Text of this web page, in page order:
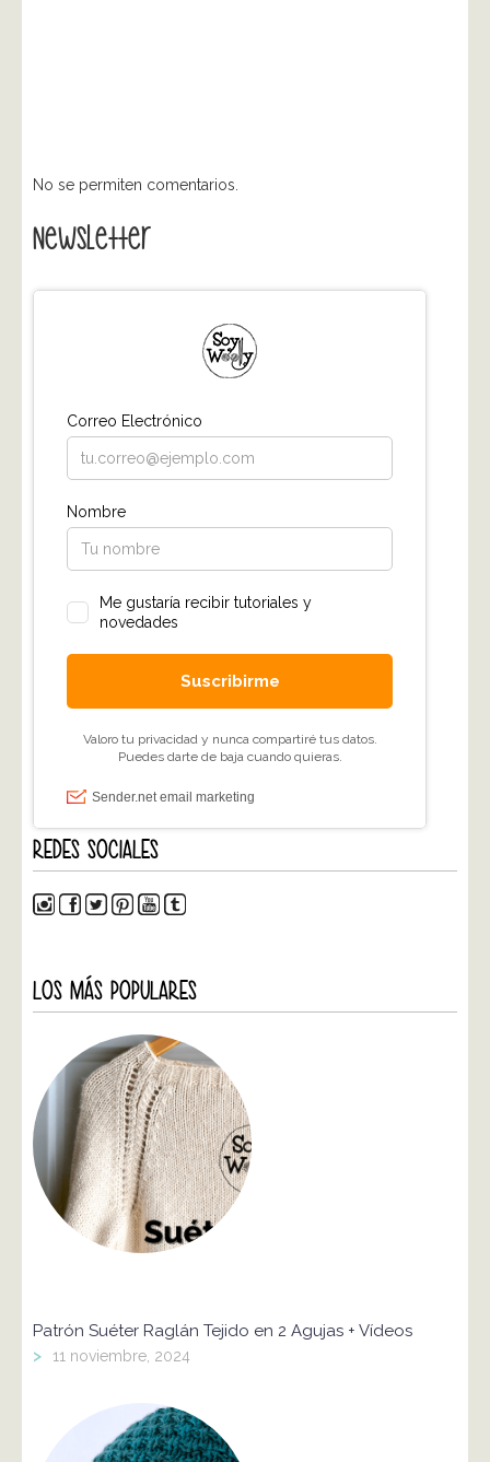
No se permiten comentarios.
Newsletter
REDES SOCIALES
LOS MÁS POPULARES
Patrón Suéter Raglán Tejido en 2 Agujas + Vídeos
> 11 noviembre, 2024